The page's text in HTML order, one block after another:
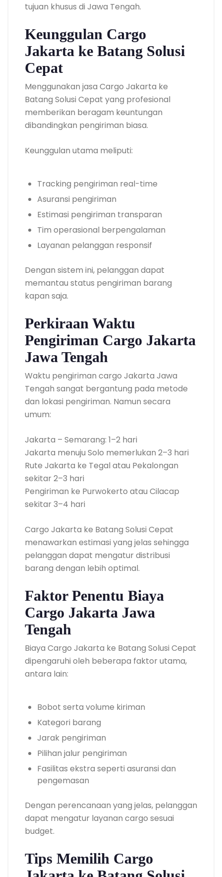
tujuan khusus di Jawa Tengah.
Keunggulan Cargo
Jakarta ke Batang Solusi
Cepat
Menggunakan jasa Cargo Jakarta ke
Batang Solusi Cepat yang profesional
memberikan beragam keuntungan
dibandingkan pengiriman biasa.
Keunggulan utama meliputi:
Tracking pengiriman real-time
Asuransi pengiriman
Estimasi pengiriman transparan
Tim operasional berpengalaman
Layanan pelanggan responsif
Dengan sistem ini, pelanggan dapat
memantau status pengiriman barang
kapan saja.
Perkiraan Waktu
Pengiriman Cargo Jakarta
Jawa Tengah
Waktu pengiriman cargo Jakarta Jawa
Tengah sangat bergantung pada metode
dan lokasi pengiriman. Namun secara
umum:
Jakarta – Semarang: 1–2 hari
Jakarta menuju Solo memerlukan 2–3 hari
Rute Jakarta ke Tegal atau Pekalongan
sekitar 2–3 hari
Pengiriman ke Purwokerto atau Cilacap
sekitar 3–4 hari
Cargo Jakarta ke Batang Solusi Cepat
menawarkan estimasi yang jelas sehingga
pelanggan dapat mengatur distribusi
barang dengan lebih optimal.
Faktor Penentu Biaya
Cargo Jakarta Jawa
Tengah
Biaya Cargo Jakarta ke Batang Solusi Cepat
dipengaruhi oleh beberapa faktor utama,
antara lain:
Bobot serta volume kiriman
Kategori barang
Jarak pengiriman
Pilihan jalur pengiriman
Fasilitas ekstra seperti asuransi dan
pengemasan
Dengan perencanaan yang jelas, pelanggan
dapat mengatur layanan cargo sesuai
budget.
Tips Memilih Cargo